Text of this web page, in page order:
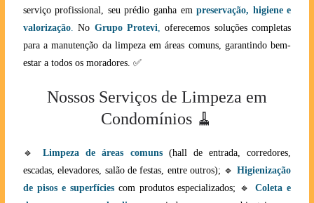
serviço profissional, seu prédio ganha empreservação, higiene e
valorização. No Grupo Protevi, oferecemos soluções completas
para a manutenção da limpeza em áreas comuns, garantindo bem-
estar a todos os moradores. ✅
Nossos Serviços de Limpeza em
Condomínios 🧹
🔹Limpeza de áreas comuns(hall de entrada, corredores,
escadas, elevadores, salão de festas, entre outros); 🔹Higienização
de pisos e superfíciescom produtos especializados; 🔹Coleta e